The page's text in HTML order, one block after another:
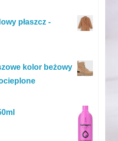
płaszcz -
kolor beżowy